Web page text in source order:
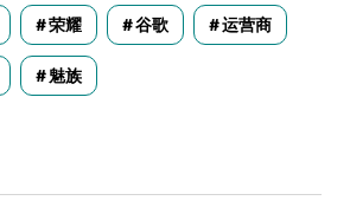
荣耀 谷歌 运营商
魅族